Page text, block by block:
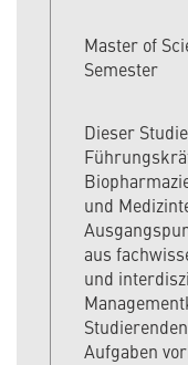
Master of
Semester
Dieser
und
aus
und
Aufgaben